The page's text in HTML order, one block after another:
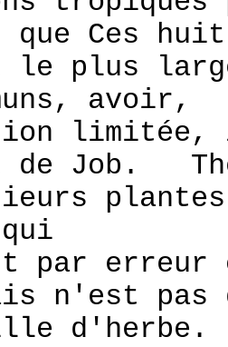
Ces huit
le plus
avoir,
limitée,
de Job.
par erreur
n'est pas
d'herbe.